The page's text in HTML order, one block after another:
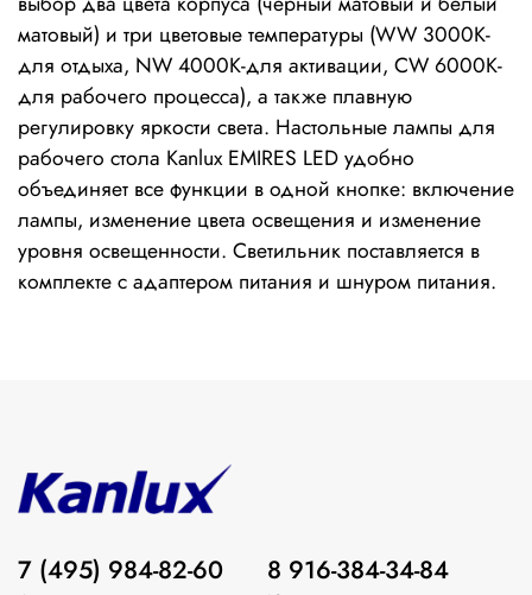
матовый) и три цветовые температуры (WW 3000K-
для отдыха, NW 4000K-для активации, CW 6000K-
для рабочего процесса), а также плавную
регулировку яркости света. Настольные лампы для
рабочего стола Kanlux EMIRES LED удобно
объединяет все функции в одной кнопке: включение
лампы, изменение цвета освещения и изменение
уровня освещенности. Светильник поставляется в
комплекте с адаптером питания и шнуром питания.
7 (495) 984-82-60 8 916-384-34-84